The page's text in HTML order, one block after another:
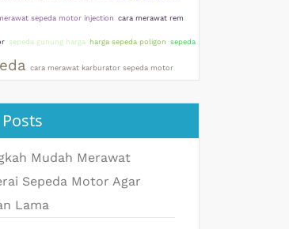
sepeda motor injection cara merawat rem
sepeda gunung harga harga sepeda poligon sepeda
cara merawat karburator sepeda motor
Mudah Merawat
Sepeda Motor Agar
Lama